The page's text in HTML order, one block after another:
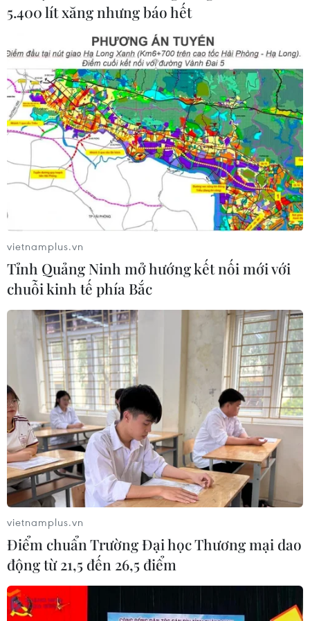
Dữ liệu kinh tế Mỹ phức tạp gây áp lực lên
thị trường chứng khoán toàn cầu
15/03/2024 02:35
Các nhà đầu tư đặt nhiều kỳ vọng Fed sẽ bắt đầu giảm
lãi suất cho đến cuộc họp tháng Sáu, song dữ liệu kinh
tế ngày 14/3 khiến triển vọng Fed sớm nới lỏng chính
sách tiền tệ đang mờ nhạt hơn.
5.400 lít xăng nhưng báo hết
vietnamplus.vn
Tỉnh Quảng Ninh mở hướng kết nối mới với
chuỗi kinh tế phía Bắc
vietnamplus.vn
Điểm chuẩn Trường Đại học Thương mại dao
động từ 21,5 đến 26,5 điểm